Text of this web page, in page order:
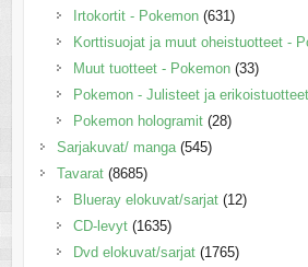
Irtokortit - Pokemon (631)
Korttisuojat ja muut oheistuotteet -
Muut tuotteet - Pokemon (33)
Pokemon - Julisteet ja erikoistuotteet
Pokemon hologramit (28)
Sarjakuvat/ manga (545)
Tavarat (8685)
Blueray elokuvat/sarjat (12)
CD-levyt (1635)
Dvd elokuvat/sarjat (1765)